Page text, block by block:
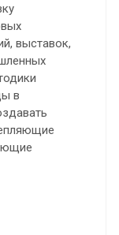
выставок,
в